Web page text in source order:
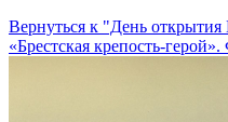
Вернуться к "День
«Брестская крепость-